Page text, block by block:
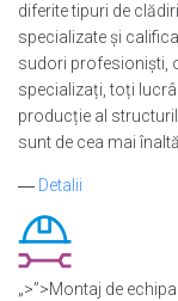
diferite tipuri de
specializate și
sudori profesioniști,
specializați, toți
producție al
sunt de cea mai
― Detalii
„>”>Montaj de